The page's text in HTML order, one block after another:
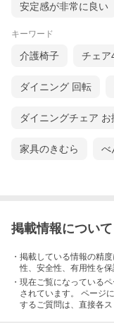
様々なシーンで、
ダイニングチェアや書
様々な用途でお使い
安定感が非常に良い
キーワード
介護椅子 チェア
ダイニング 回転
ダイニングチェア お
家具のきむら べ
掲載情報について
・掲載している情報の精
性、安全性、有用性を保
・現在ご覧になっている
されています。 ページ
するご質問は、直接各ス